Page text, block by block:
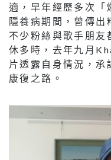
適，早年經歷多次「
隱養病期間，曾傳出
不少粉絲與歌手朋友
休多時，去年九月
片透露自身情況，承
康復之路。